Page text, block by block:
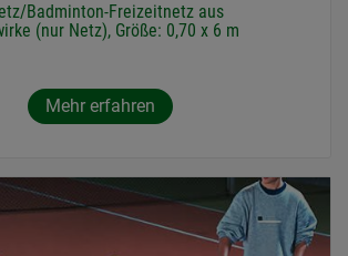
Badminton-Freizeitnetz aus
(nur Netz), Größe: 0,70 x 6 m
Mehr erfahren